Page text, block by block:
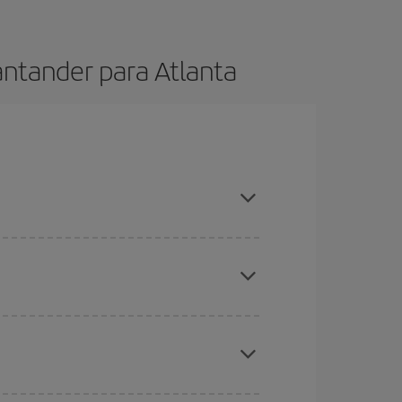
para Atlanta
os dias: alguns